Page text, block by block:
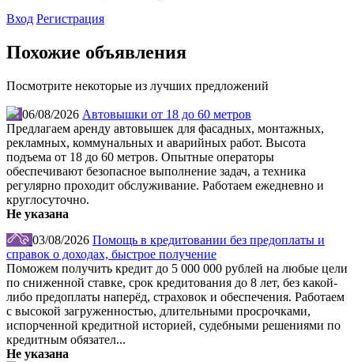
Вход Регистрация
Похожие объявления
Посмотрите некоторые из лучших предложений
06/08/2026 Автовышки от 18 до 60 метров
Предлагаем аренду автовышек для фасадных, монтажных,
рекламных, коммунальных и аварийных работ. Высота
подъема от 18 до 60 метров. Опытные операторы
обеспечивают безопасное выполнение задач, а техника
регулярно проходит обслуживание. Работаем ежедневно и
круглосуточно.
Не указана
03/08/2026 Помощь в кредитовании без предоплаты и
справок о доходах, быстрое получение
Поможем получить кредит до 5 000 000 рублей на любые цели
по сниженной ставке, срок кредитования до 8 лет, без какой-
либо предоплаты наперёд, страховок и обеспечения. Работаем
с высокой загруженностью, длительными просрочками,
испорченной кредитной историей, судебными решениями по
кредитным обязател...
Не указана